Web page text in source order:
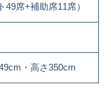
席+補助席11席）
・高さ350cm